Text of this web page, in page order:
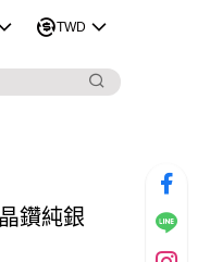
TWD
鑽純銀